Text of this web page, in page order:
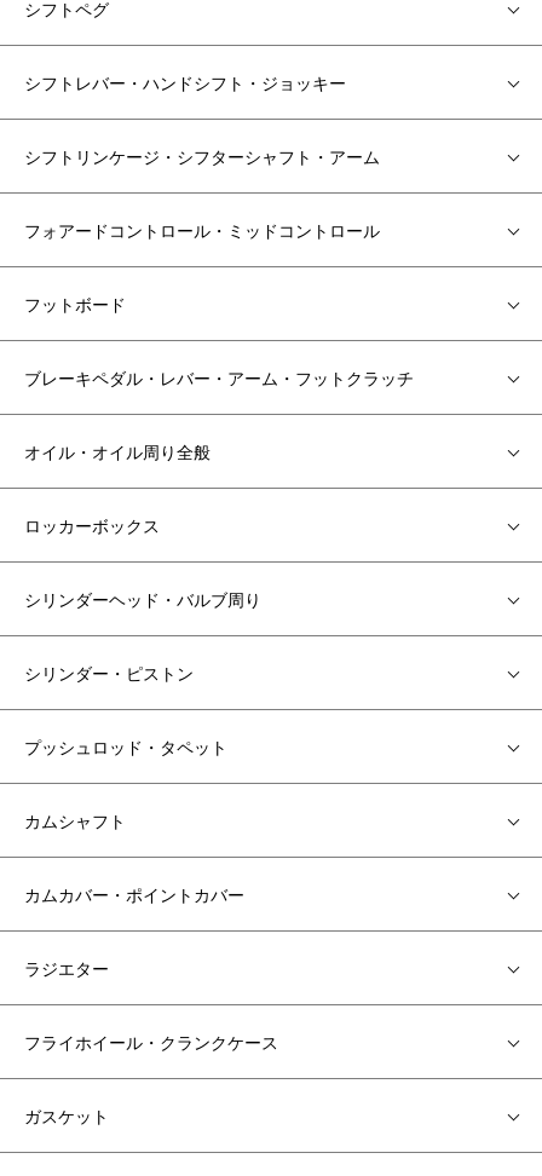
シフトペグ
シフトレバー・ハンドシフト・ジョッキー
シフトリンケージ・シフターシャフト・アーム
フォアードコントロール・ミッドコントロール
フットボード
ブレーキペダル・レバー・アーム・フットクラッチ
オイル・オイル周り全般
ロッカーボックス
シリンダーヘッド・バルブ周り
シリンダー・ピストン
プッシュロッド・タペット
カムシャフト
カムカバー・ポイントカバー
ラジエター
フライホイール・クランクケース
ガスケット